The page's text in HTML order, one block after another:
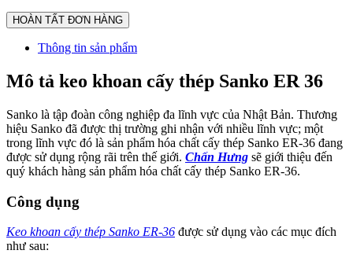
Thông tin sản phẩm
Mô tả keo khoan cấy thép Sanko ER 36
Sanko là tập đoàn công nghiệp đa lĩnh vực của Nhật Bản. Thương
hiệu Sanko đã được thị trường ghi nhận với nhiều lĩnh vực; một
trong lĩnh vực đó là sản phẩm hóa chất cấy thép Sanko ER-36 đang
được sử dụng rộng rãi trên thế giới. Chấn Hưng sẽ giới thiệu đến
quý khách hàng sản phẩm hóa chất cấy thép Sanko ER-36.
Công dụng
Keo khoan cấy thép Sanko ER-36 được sử dụng vào các mục đích
như sau: